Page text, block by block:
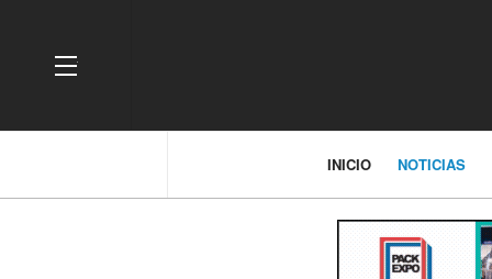
OFF CANVAS
INICIO NOTICIAS